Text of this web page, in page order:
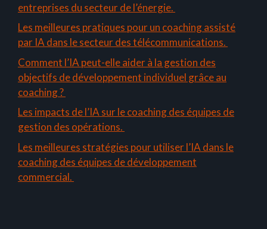
entreprises du secteur de l’énergie.
Les meilleures pratiques pour un coaching assisté
par IA dans le secteur des télécommunications.
Comment l’IA peut-elle aider à la gestion des
objectifs de développement individuel grâce au
coaching ?
Les impacts de l’IA sur le coaching des équipes de
gestion des opérations.
Les meilleures stratégies pour utiliser l’IA dans le
coaching des équipes de développement
commercial.